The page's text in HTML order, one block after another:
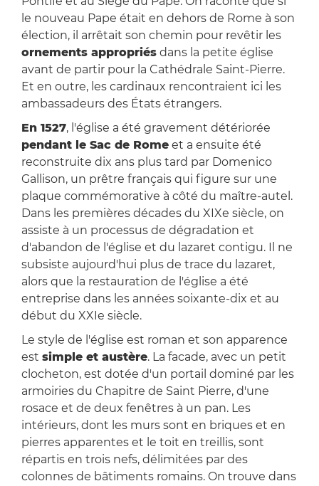
le nouveau Pape était en dehors de Rome à son
élection, il arrêtait son chemin pour revêtir les
ornements appropriésdans la petite église
avant de partir pour la Cathédrale Saint-Pierre.
Et en outre, les cardinaux rencontraient ici les
ambassadeurs des États étrangers.
En 1527, l'église a été gravement détériorée
pendant le Sac de Romeet a ensuite été
reconstruite dix ans plus tard par Domenico
Gallison, un prêtre français qui figure sur une
plaque commémorative à côté du maître-autel.
Dans les premières décades du XIXe siècle, on
assiste à un processus de dégradation et
d'abandon de l'église et du lazaret contigu. Il ne
subsiste aujourd'hui plus de trace du lazaret,
alors que la restauration de l'église a été
entreprise dans les années soixante-dix et au
début du XXIe siècle.
Le style de l'église est roman et son apparence
est simple et austère. La facade, avec un petit
clocheton, est dotée d'un portail dominé par les
armoiries du Chapitre de Saint Pierre, d'une
rosace et de deux fenêtres à un pan. Les
intérieurs, dont les murs sont en briques et en
pierres apparentes et le toit en treillis, sont
répartis en trois nefs, délimitées par des
colonnes de bâtiments romains. On trouve dans